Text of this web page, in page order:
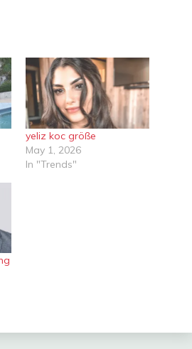
yeliz koc größe
May 1, 2026
In "Trends"